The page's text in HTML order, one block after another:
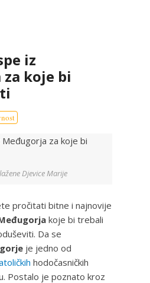
iz
koje bi
Djevice Marije
pročitati bitne i najnovije
koje bi trebali
Da se
je jedno od
hodočasničkih
Postalo je poznato kroz